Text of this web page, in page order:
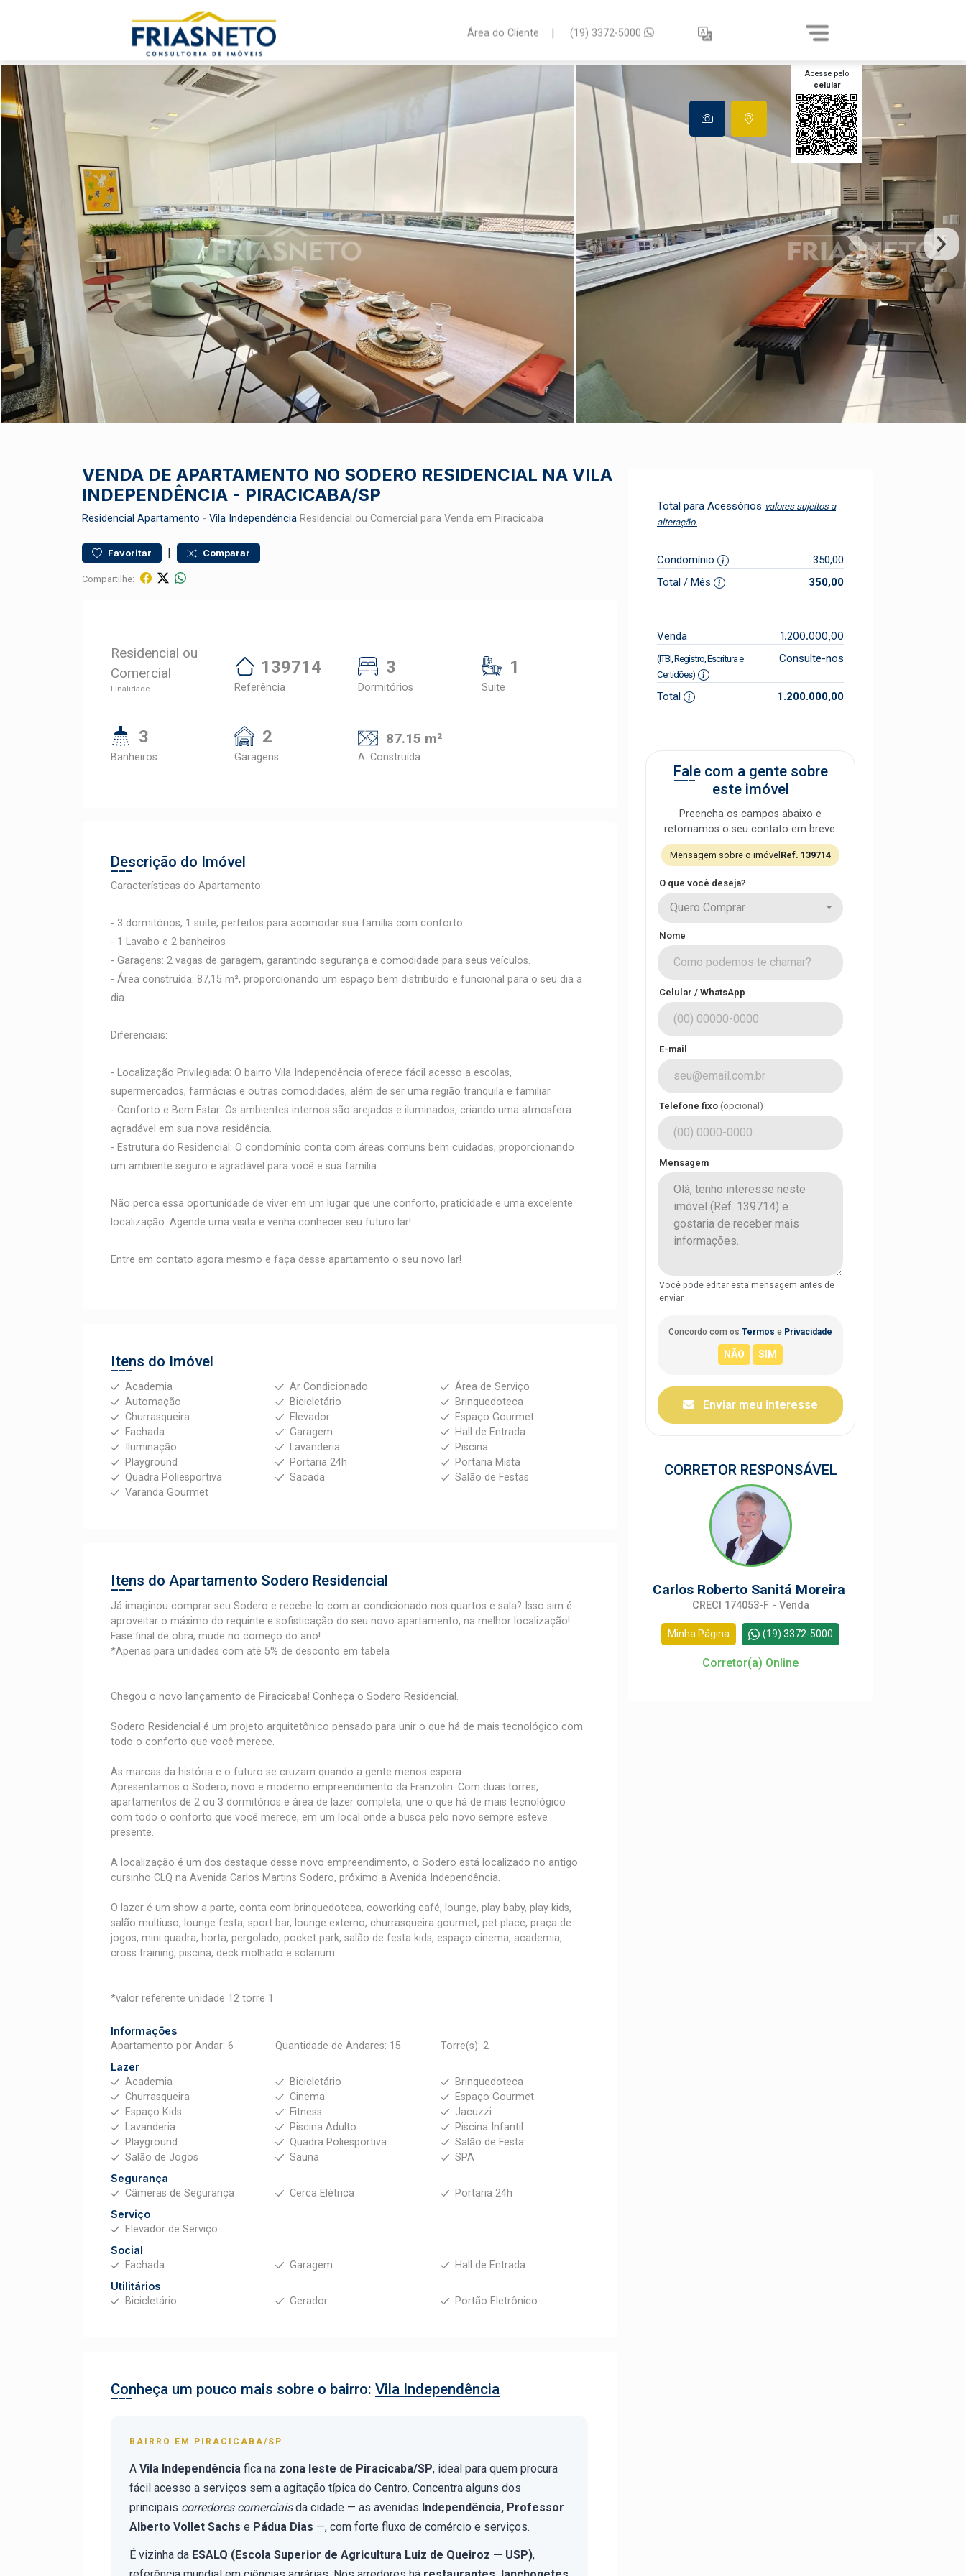
Área do Cliente | (19) 3372-5000
Acesse pelo
celular
VENDA DE APARTAMENTO NO SODERO RESIDENCIAL NA VILA
INDEPENDÊNCIA - PIRACICABA/SP
Residencial Apartamento - Vila Independência Residencial ou Comercial para Venda em Piracicaba
Favoritar | Comparar
Compartilhe:
Residencial ou
Comercial
Finalidade
139714
Referência
3
Dormitórios
1
Suite
3
Banheiros
2
Garagens
87.15 m²
A. Construída
Descrição do Imóvel
Características do Apartamento:
- 3 dormitórios, 1 suíte, perfeitos para acomodar sua família com conforto.
- 1 Lavabo e 2 banheiros
- Garagens: 2 vagas de garagem, garantindo segurança e comodidade para seus veículos.
- Área construída: 87,15 m², proporcionando um espaço bem distribuído e funcional para o seu dia a
dia.
Diferenciais:
- Localização Privilegiada: O bairro Vila Independência oferece fácil acesso a escolas,
supermercados, farmácias e outras comodidades, além de ser uma região tranquila e familiar.
- Conforto e Bem Estar: Os ambientes internos são arejados e iluminados, criando uma atmosfera
agradável em sua nova residência.
- Estrutura do Residencial: O condomínio conta com áreas comuns bem cuidadas, proporcionando
um ambiente seguro e agradável para você e sua família.
Não perca essa oportunidade de viver em um lugar que une conforto, praticidade e uma excelente
localização. Agende uma visita e venha conhecer seu futuro lar!
Entre em contato agora mesmo e faça desse apartamento o seu novo lar!
Itens do Imóvel
Academia Ar Condicionado
Área de Serviço
Automação
Bicicletário
Brinquedoteca
Churrasqueira
Elevador
Espaço Gourmet
Fachada
Garagem
Hall de Entrada
Iluminação
Lavanderia
Piscina
Playground
Portaria 24h
Portaria Mista
Quadra Poliesportiva
Sacada
Salão de Festas
Varanda Gourmet
Itens do Apartamento Sodero Residencial
Já imaginou comprar seu Sodero e recebe-lo com ar condicionado nos quartos e sala? Isso sim é
aproveitar o máximo do requinte e sofisticação do seu novo apartamento, na melhor localização!
Fase final de obra, mude no começo do ano!
*Apenas para unidades com até 5% de desconto em tabela
Chegou o novo lançamento de Piracicaba! Conheça o Sodero Residencial.
Sodero Residencial é um projeto arquitetônico pensado para unir o que há de mais tecnológico com
todo o conforto que você merece.
As marcas da história e o futuro se cruzam quando a gente menos espera.
Apresentamos o Sodero, novo e moderno empreendimento da Franzolin. Com duas torres,
apartamentos de 2 ou 3 dormitórios e área de lazer completa, une o que há de mais tecnológico
com todo o conforto que você merece, em um local onde a busca pelo novo sempre esteve
presente.
A localização é um dos destaque desse novo empreendimento, o Sodero está localizado no antigo
cursinho CLQ na Avenida Carlos Martins Sodero, próximo a Avenida Independência.
O lazer é um show a parte, conta com brinquedoteca, coworking café, lounge, play baby, play kids,
salão multiuso, lounge festa, sport bar, lounge externo, churrasqueira gourmet, pet place, praça de
jogos, mini quadra, horta, pergolado, pocket park, salão de festa kids, espaço cinema, academia,
cross training, piscina, deck molhado e solarium.
*valor referente unidade 12 torre 1
Informações
Apartamento por Andar: 6
Quantidade de Andares: 15
Torre(s): 2
Lazer
Academia
Bicicletário
Brinquedoteca
Churrasqueira
Cinema
Espaço Gourmet
Espaço Kids
Fitness
Jacuzzi
Lavanderia
Piscina Adulto
Piscina Infantil
Playground
Quadra Poliesportiva
Salão de Festa
Salão de Jogos
Sauna
SPA
Segurança
Câmeras de Segurança
Cerca Elétrica
Portaria 24h
Serviço
Elevador de Serviço
Social
Fachada
Garagem
Hall de Entrada
Utilitários
Bicicletário
Gerador Portão Eletrônico
Conheça um pouco mais sobre o bairro: Vila Independência
BAIRRO EM PIRACICABA/SP
A Vila Independência fica na zona leste de Piracicaba/SP, ideal para quem procura
fácil acesso a serviços sem a agitação típica do Centro. Concentra alguns dos
principais corredores comerciaisda cidade — as avenidas Independência, Professor
Alberto Vollet Sachs e Pádua Dias —, com forte fluxo de comércio e serviços.
É vizinha da ESALQ (Escola Superior de Agricultura Luiz de Queiroz — USP),
Total para Acessórios valores sujeitos a
alteração.
Condomínio
350,00
Total / Mês
350,00
Venda 1.200.000,00
(ITBI, Registro, Escritura e
Certidões)
Consulte-nos
Total 1.200.000,00
Fale com a gente sobre
este imóvel
Preencha os campos abaixo e
retornamos o seu contato em breve.
Mensagem sobre o imóvel Ref. 139714
O que você deseja?
Quero Comprar
Nome
Celular / WhatsApp
E-mail
Telefone fixo (opcional)
Mensagem
Você pode editar esta mensagem antes de
enviar.
Concordo com os Termos e Privacidade
Enviar meu interesse
CORRETOR RESPONSÁVEL
Carlos Roberto Sanitá Moreira
CRECI 174053-F - Venda
Minha Página (19) 3372-5000
Corretor(a) Online